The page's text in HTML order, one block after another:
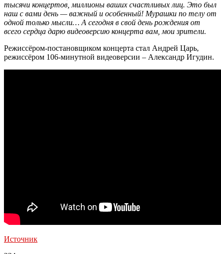
тысячи концертов, миллионы ваших счастливых лиц. Это был
наш с вами день — важный и особенный! Мурашки по телу от
одной только мысли… А сегодня в свой день рождения от
всего сердца дарю видеоверсию концерта вам, мои зрители.
Режиссёром-постановщиком концерта стал Андрей Царь,
режиссёром 106-минутной видеоверсии – Александр Игудин.
Источник